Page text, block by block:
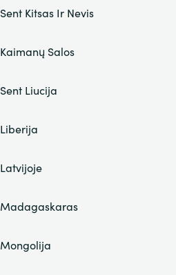
Sent Kitsas Ir Nevis
Kaimanų Salos
Sent Liucija
Liberija
Latvijoje
Madagaskaras
Mongolija